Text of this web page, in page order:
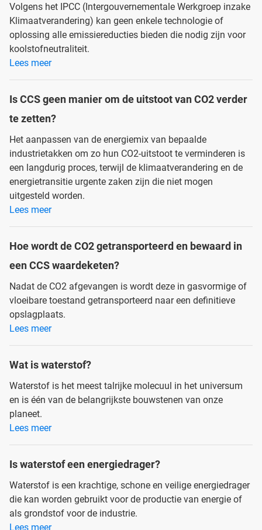
Volgens het IPCC (Intergouvernementale Werkgroep inzake
Klimaatverandering) kan geen enkele technologie of
oplossing alle emissiereducties bieden die nodig zijn voor
koolstofneutraliteit.
Lees meer
Is CCS geen manier om de uitstoot van CO2 verder
te zetten?
Het aanpassen van de energiemix van bepaalde
industrietakken om zo hun CO2-uitstoot te verminderen is
een langdurig proces, terwijl de klimaatverandering en de
energietransitie urgente zaken zijn die niet mogen
uitgesteld worden.
Lees meer
Hoe wordt de CO2 getransporteerd en bewaard in
een CCS waardeketen?
Nadat de CO2 afgevangen is wordt deze in gasvormige of
vloeibare toestand getransporteerd naar een definitieve
opslagplaats.
Lees meer
Wat is waterstof?
Waterstof is het meest talrijke molecuul in het universum
en is één van de belangrijkste bouwstenen van onze
planeet.
Lees meer
Is waterstof een energiedrager?
Waterstof is een krachtige, schone en veilige energiedrager
die kan worden gebruikt voor de productie van energie of
als grondstof voor de industrie.
Lees meer